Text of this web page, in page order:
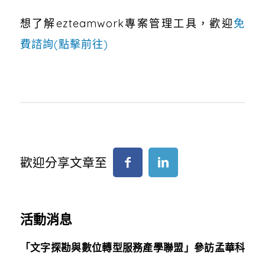
想了解ezteamwork專案管理工具，歡迎免
費諮詢(點擊前往)
歡迎分享文章至
活動消息
「文字探勘與數位轉型服務產學聯盟」參訪孟華科